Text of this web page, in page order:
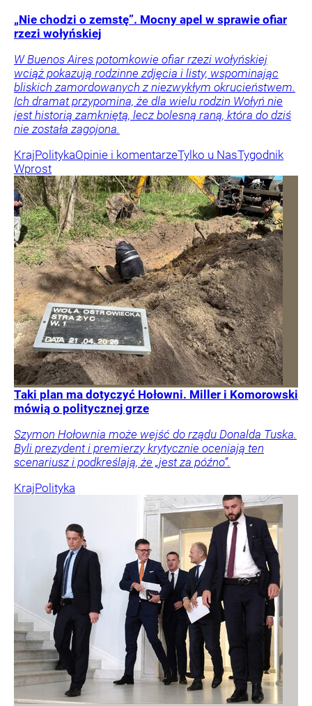
„Nie chodzi o zemstę”. Mocny apel w sprawie ofiar
rzezi wołyńskiej
W Buenos Aires potomkowie ofiar rzezi wołyńskiej
wciąż pokazują rodzinne zdjęcia i listy, wspominając
bliskich zamordowanych z niezwykłym okrucieństwem.
Ich dramat przypomina, że dla wielu rodzin Wołyń nie
jest historią zamkniętą, lecz bolesną raną, która do dziś
nie została zagojona.
KrajPolitykaOpinie i komentarzeTylko u NasTygodnik
Wprost
Taki plan ma dotyczyć Hołowni. Miller i Komorowski
mówią o politycznej grze
Szymon Hołownia może wejść do rządu Donalda Tuska.
Byli prezydent i premierzy krytycznie oceniają ten
scenariusz i podkreślają, że „jest za późno”.
KrajPolityka